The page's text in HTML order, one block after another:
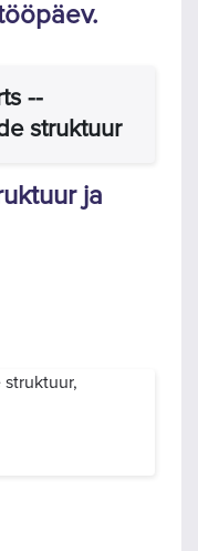
--
struktuur
ja
struktuur,